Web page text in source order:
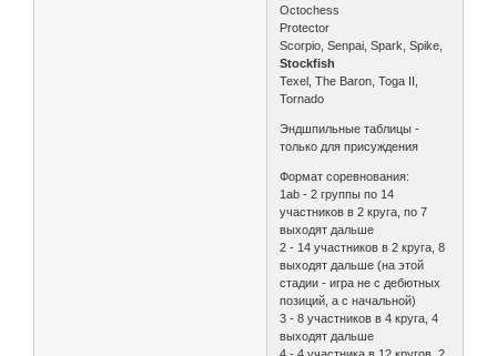
Octochess
Protector
Scorpio, Senpai, Spark, Spike,
Stockfish
Texel, The Baron, Toga II,
Tornado
Эндшпильные таблицы -
только для присуждения
Формат соревнования:
1ab - 2 группы по 14
участников в 2 круга, по 7
выходят дальше
2 - 14 участников в 2 круга, 8
выходят дальше (на этой
стадии - игра не с дебютных
позиций, а с начальной)
3 - 8 участников в 4 круга, 4
выходят дальше